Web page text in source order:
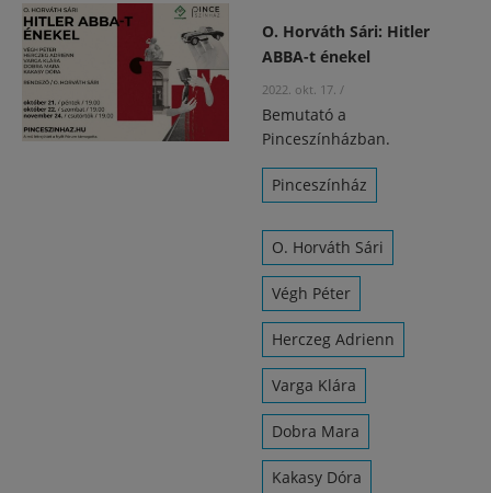
O. Horváth Sári: Hitler
ABBA-t énekel
2022. okt. 17. /
Bemutató a
Pinceszínházban.
Pinceszínház
O. Horváth Sári
Végh Péter
Herczeg Adrienn
Varga Klára
Dobra Mara
Kakasy Dóra